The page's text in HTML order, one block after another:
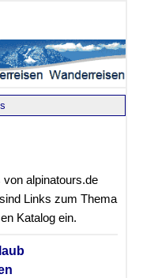
alpinatours.de
Links zum Thema
Katalog ein.